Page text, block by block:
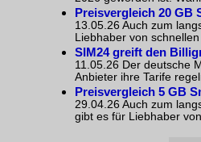
Preisvergleich 20 GB
13.05.26 Auch zum
Liebhaber von
SIM24 greift den
11.05.26 Der deutsche
Anbieter ihre Tarife
Preisvergleich 5 GB
29.04.26 Auch zum
gibt es für Liebhaber